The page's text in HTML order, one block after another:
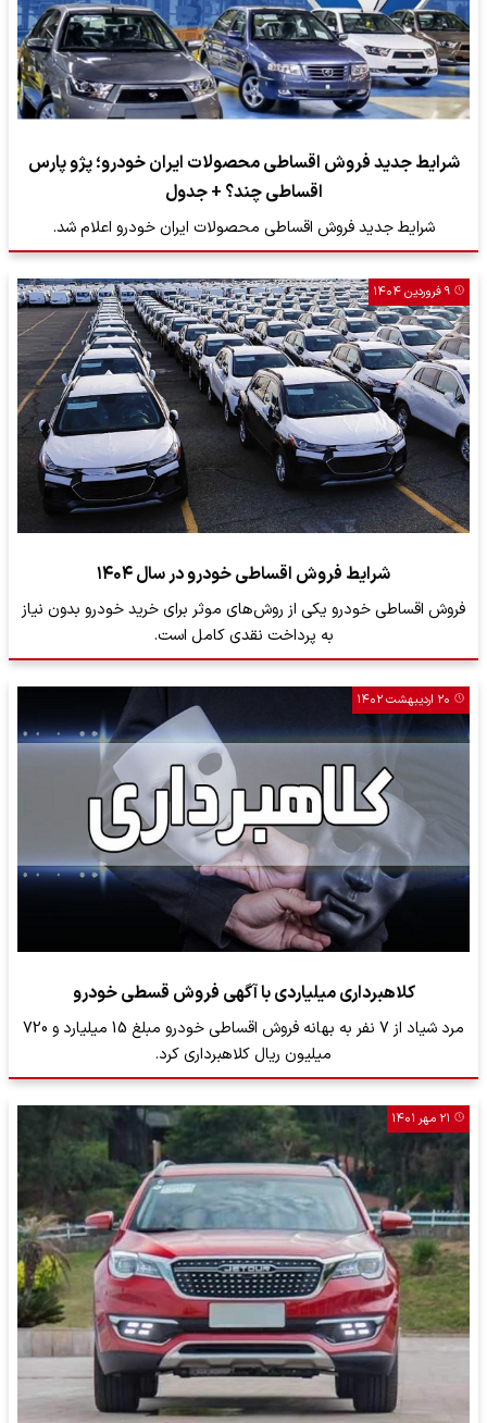
شرایط جدید فروش اقساطی محصولات ایران خودرو؛ پژو پارس
اقساطی چند؟ + جدول
شرایط جدید فروش اقساطی محصولات ایران خودرو اعلام شد.
۹ فروردین ۱۴۰۴
شرایط فروش اقساطی خودرو در سال ۱۴۰۴
فروش اقساطی خودرو یکی از روش‌های موثر برای خرید خودرو بدون نیاز
به پرداخت نقدی کامل است.
۲۰ اردیبهشت ۱۴۰۲
کلاهبرداری میلیاردی با آگهی فروش قسطی خودرو
مرد شیاد از 7 نفر به بهانه فروش اقساطی خودرو مبلغ 15 میلیارد و 720
میلیون ریال کلاهبرداری کرد.
۲۱ مهر ۱۴۰۱